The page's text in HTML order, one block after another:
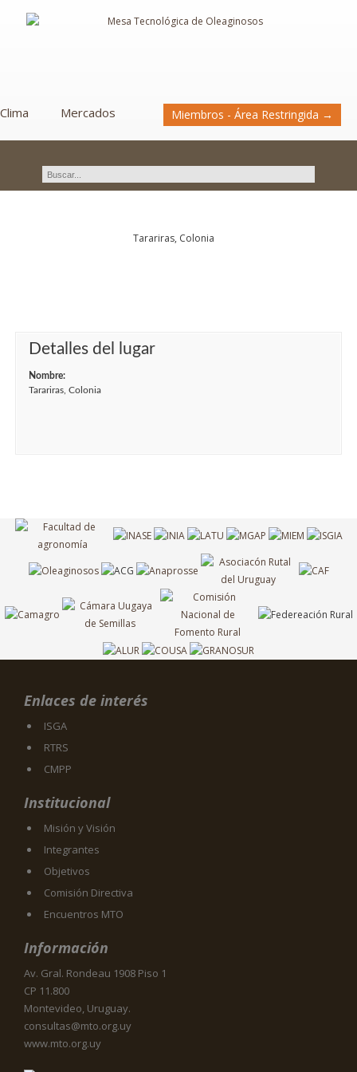
Clima Mercados Miembros - Área Restringida →
Tarariras, Colonia
Detalles del lugar
Nombre:
Tarariras, Colonia
Enlaces de interés
ISGA
RTRS
CMPP
Institucional
Misión y Visión
Integrantes
Objetivos
Comisión Directiva
Encuentros MTO
Información
Av. Gral. Rondeau 1908 Piso 1
CP 11.800
Montevideo, Uruguay.
consultas@mto.org.uy
www.mto.org.uy